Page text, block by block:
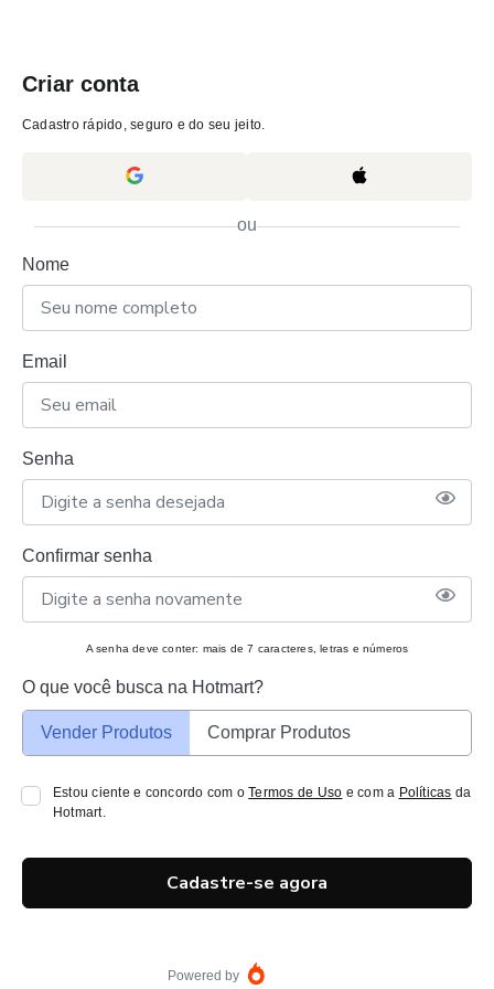
Criar conta
Cadastro rápido, seguro e do seu jeito.
ou
Nome
Email
Senha
Confirmar senha
A senha deve conter: mais de 7 caracteres, letras e números
O que você busca na Hotmart?
Vender Produtos Comprar Produtos
Estou ciente e concordo com oTermos de Uso e com a Políticas da
Hotmart.
Cadastre-se agora
Powered by